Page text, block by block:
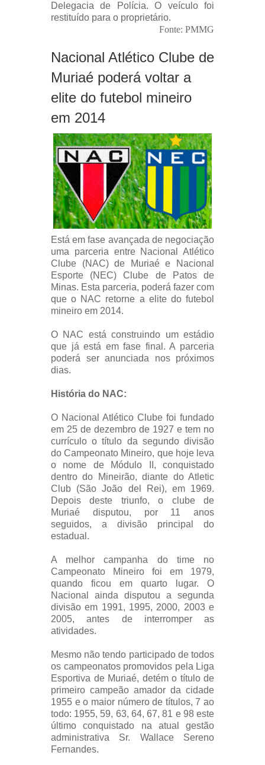
Delegacia de Polícia. O veículo foi
restituído para o proprietário.
Fonte: PMMG
Nacional Atlético Clube de
Muriaé poderá voltar a
elite do futebol mineiro
em 2014
Está em fase avançada de negociação
uma parceria entre Nacional Atlético
Clube (NAC) de Muriaé e Nacional
Esporte (NEC) Clube de Patos de
Minas. Esta parceria, poderá fazer com
que o NAC retorne a elite do futebol
mineiro em 2014.
O NAC está construindo um estádio
que já está em fase final. A parceria
poderá ser anunciada nos próximos
dias.
História do NAC:
O Nacional Atlético Clube foi fundado
em 25 de dezembro de 1927 e tem no
currículo o título da segundo divisão
do Campeonato Mineiro, que hoje leva
o nome de Módulo II, conquistado
dentro do Mineirão, diante do Atletic
Club (São João del Rei), em 1969.
Depois deste triunfo, o clube de
Muriaé disputou, por 11 anos
seguidos, a divisão principal do
estadual.
A melhor campanha do time no
Campeonato Mineiro foi em 1979,
quando ficou em quarto lugar. O
Nacional ainda disputou a segunda
divisão em 1991, 1995, 2000, 2003 e
2005, antes de interromper as
atividades.
Mesmo não tendo participado de todos
os campeonatos promovidos pela Liga
Esportiva de Muriaé, detém o título de
primeiro campeão amador da cidade
1955 e o maior número de títulos, 7 ao
todo: 1955, 59, 63, 64, 67, 81 e 98 este
último conquistado na atual gestão
administrativa Sr. Wallace Sereno
Fernandes.